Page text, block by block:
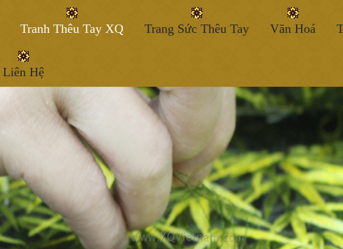
Tranh Thêu Tay XQ Trang Sức Thêu Tay Văn Hoá
Liên Hệ